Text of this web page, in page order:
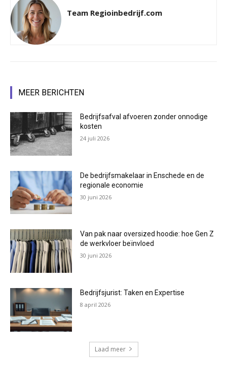
Team Regioinbedrijf.com
MEER BERICHTEN
Bedrijfsafval afvoeren zonder onnodige
kosten
24 juli 2026
De bedrijfsmakelaar in Enschede en de
regionale economie
30 juni 2026
Van pak naar oversized hoodie: hoe Gen Z
de werkvloer beïnvloed
30 juni 2026
Bedrijfsjurist: Taken en Expertise
8 april 2026
Laad meer